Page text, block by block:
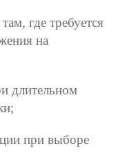
где требуется
на
длительном
при выборе